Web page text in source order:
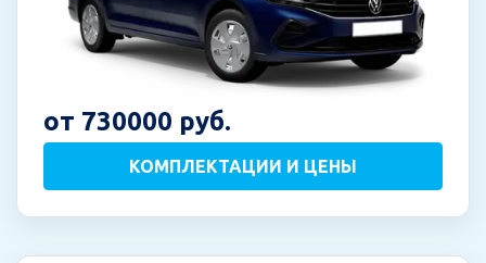
от 730000 руб.
КОМПЛЕКТАЦИИ И ЦЕНЫ